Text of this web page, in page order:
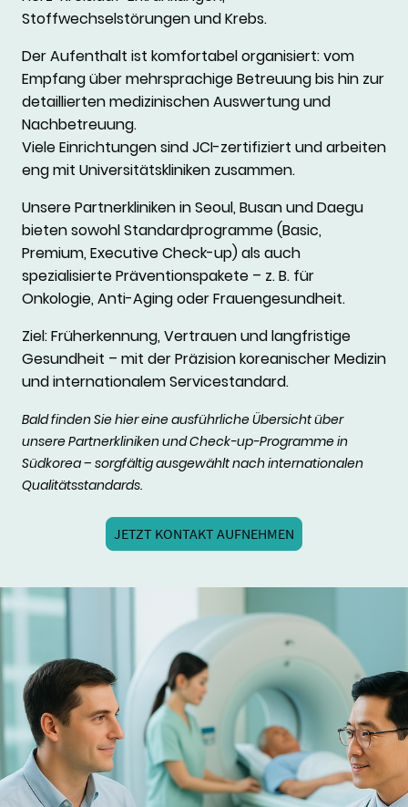
Stoffwechselstörungen und Krebs.
Der Aufenthalt ist komfortabel organisiert: vom
Empfang über mehrsprachige Betreuung bis hin zur
detaillierten medizinischen Auswertung und
Nachbetreuung.
Viele Einrichtungen sind JCI-zertifiziert und arbeiten
eng mit Universitätskliniken zusammen.
Unsere Partnerkliniken in Seoul, Busan und Daegu
bieten sowohl Standardprogramme (Basic,
Premium, Executive Check-up) als auch
spezialisierte Präventionspakete – z. B. für
Onkologie, Anti-Aging oder Frauengesundheit.
Ziel: Früherkennung, Vertrauen und langfristige
Gesundheit – mit der Präzision koreanischer Medizin
und internationalem Servicestandard.
Bald finden Sie hier eine ausführliche Übersicht über
unsere Partnerkliniken und Check-up-Programme in
Südkorea – sorgfältig ausgewählt nach internationalen
Qualitätsstandards.
JETZT KONTAKT AUFNEHMEN